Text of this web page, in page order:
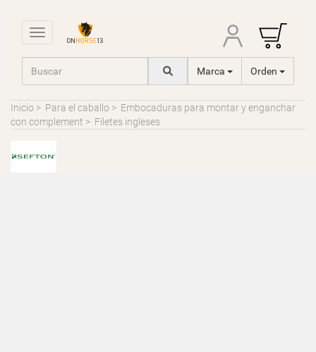
Toggle navigation
Marca Orden
Inicio > Para el caballo > Embocaduras para montar y enganchar
con complement > Filetes ingleses